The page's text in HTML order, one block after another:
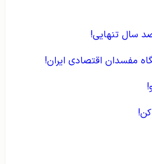
سال تنهایی!
مفسدان اقتصادی ایران!